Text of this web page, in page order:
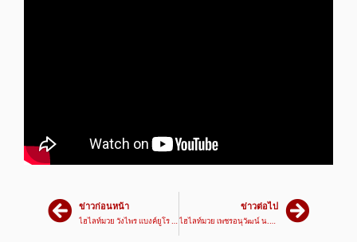
ข่าวก่อนหน้า
ไฮไลท์มวย วังไพร แบงค์ยูโร VS กรังปรีย์น้อย พี.เค.แสนชัยมวยไทยยิม | ศึกเพชรยินดี 05/01/66 | มวยเด็ด789
ข่าวต่อไป
ไฮไลท์มวย เพชรอนุวัฒน์ น.อนุวัฒน์ยิมส์ VS เพชรเดช ว.สังข์ประไพ | ศึกเพชรยินดี 05/01/66 | มวยเด็ด789